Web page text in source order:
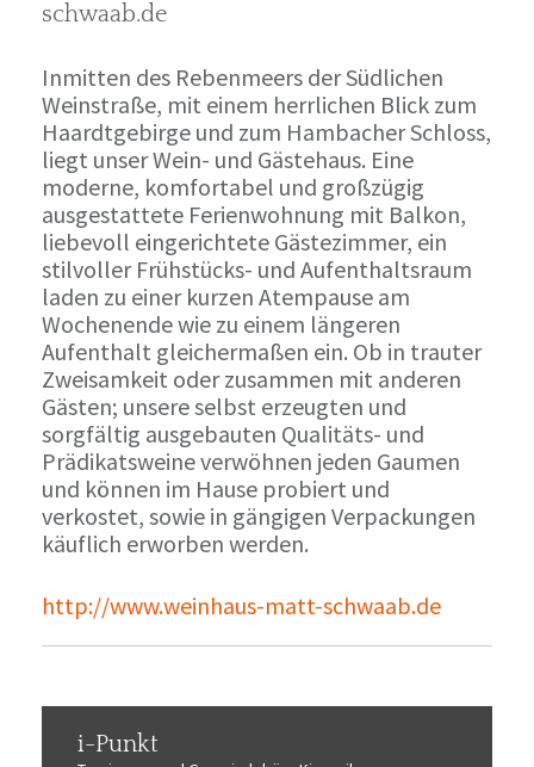
schwaab.de
Inmitten des Rebenmeers der Südlichen
Weinstraße, mit einem herrlichen Blick zum
Haardtgebirge und zum Hambacher Schloss,
liegt unser Wein- und Gästehaus. Eine
moderne, komfortabel und großzügig
ausgestattete Ferienwohnung mit Balkon,
liebevoll eingerichtete Gästezimmer, ein
stilvoller Frühstücks- und Aufenthaltsraum
laden zu einer kurzen Atempause am
Wochenende wie zu einem längeren
Aufenthalt gleichermaßen ein. Ob in trauter
Zweisamkeit oder zusammen mit anderen
Gästen; unsere selbst erzeugten und
sorgfältig ausgebauten Qualitäts- und
Prädikatsweine verwöhnen jeden Gaumen
und können im Hause probiert und
verkostet, sowie in gängigen Verpackungen
käuflich erworben werden.
http://www.weinhaus-matt-schwaab.de
i-Punkt